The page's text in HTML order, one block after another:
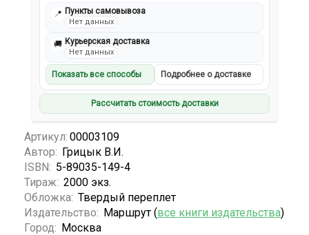
📍 Пункты самовывоза
Нет данных
🚚 Курьерская доставка
Нет данных
Показать все способы Подробнее о доставке
Рассчитать стоимость доставки
Артикул: 00003109
Автор: Грицык В.И.
ISBN: 5-89035-149-4
Тираж: 2000 экз.
Обложка: Твердый переплет
Издательство: Маршрут (все книги издательства)
Город: Москва